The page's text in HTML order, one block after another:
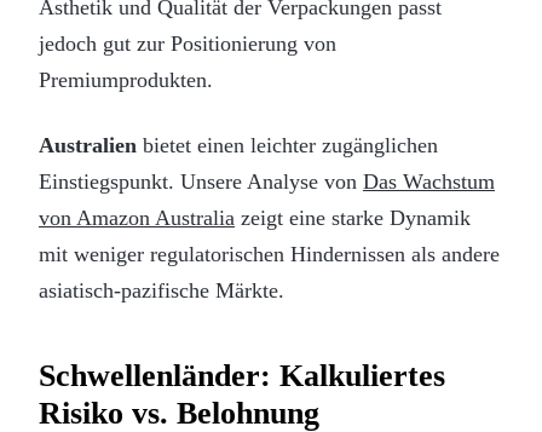
Ästhetik und Qualität der Verpackungen passt
jedoch gut zur Positionierung von
Premiumprodukten.
Australien bietet einen leichter zugänglichen
Einstiegspunkt. Unsere Analyse von Das Wachstum
von Amazon Australia zeigt eine starke Dynamik
mit weniger regulatorischen Hindernissen als andere
asiatisch-pazifische Märkte.
Schwellenländer: Kalkuliertes
Risiko vs. Belohnung